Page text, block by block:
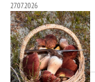
27.07.2026